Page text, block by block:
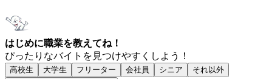
はじめに職業を教えてね！
ぴったりなバイトを見つけやすくしよう！
高校生 大学生 フリーター 会社員 シニア
それ以外